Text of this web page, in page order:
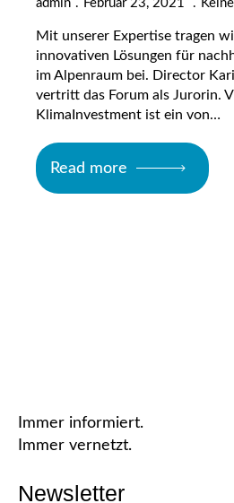
admin Februar 23, 2021
Mit unserer Expertise tragen
innovativen Lösungen für
im Alpenraum bei. Director
vertritt das Forum als Jurorin.
KlimaInvestment ist ein von…
Read more
Immer informiert.
Immer vernetzt.
Newsletter